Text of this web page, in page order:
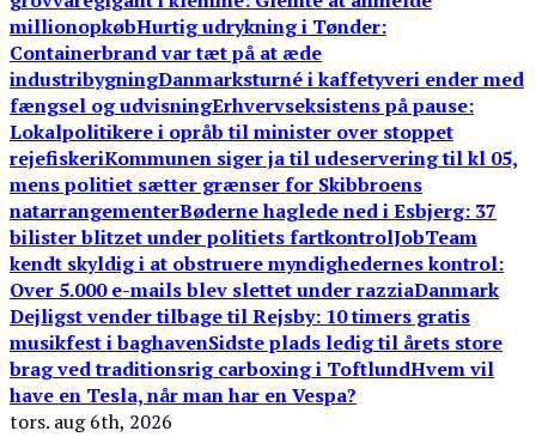
millionopkøbHurtig udrykning i Tønder:
Containerbrand var tæt på at æde
industribygningDanmarksturné i kaffetyveri ender med
fængsel og udvisningErhvervseksistens på pause:
Lokalpolitikere i opråb til minister over stoppet
rejefiskeriKommunen siger ja til udeservering til kl 05,
mens politiet sætter grænser for Skibbroens
natarrangementerBøderne haglede ned i Esbjerg: 37
bilister blitzet under politiets fartkontrolJobTeam
kendt skyldig i at obstruere myndighedernes kontrol:
Over 5.000 e-mails blev slettet under razziaDanmark
Dejligst vender tilbage til Rejsby: 10 timers gratis
musikfest i baghavenSidste plads ledig til årets store
brag ved traditionsrig carboxing i ToftlundHvem vil
have en Tesla, når man har en Vespa?
tors. aug 6th, 2026